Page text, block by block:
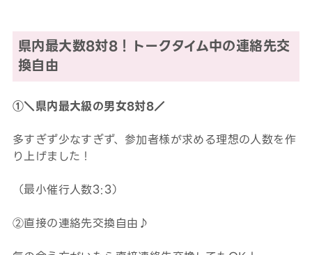
県内最大数8対8 ！トークタイム中の連絡先交
換自由
①＼県内最大級の男女8対8／
多すぎず少なすぎず、参加者様が求める理想の人数を作
り上げました！
（最小催行人数3:3）
②直接の連絡先交換自由♪